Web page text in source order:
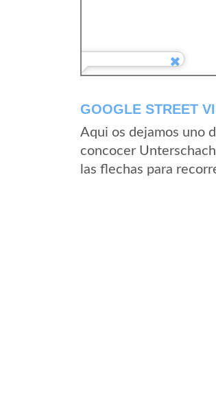
GOOGLE STREET
Aqui os dejamos uno
concocer
las flechas para